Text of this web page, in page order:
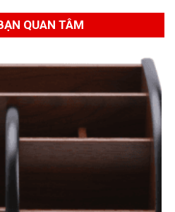
QUAN TÂM